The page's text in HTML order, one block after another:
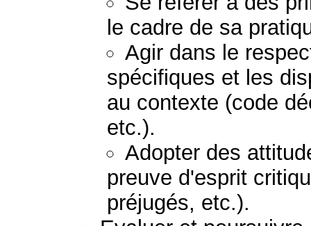
le cadre de sa
Agir dans le
spécifiques et les
au contexte (code
etc.).
Adopter des
preuve d'esprit
préjugés, etc.).